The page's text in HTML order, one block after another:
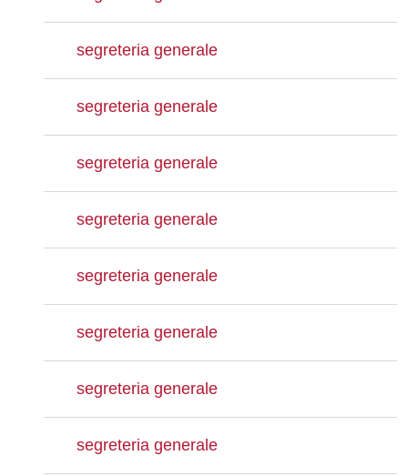
segreteria generale
segreteria generale
segreteria generale
segreteria generale
segreteria generale
segreteria generale
segreteria generale
segreteria generale